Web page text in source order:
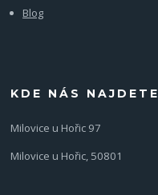
Blog
KDE NÁS NAJDETE
Milovice u Hořic 97
Milovice u Hořic, 50801